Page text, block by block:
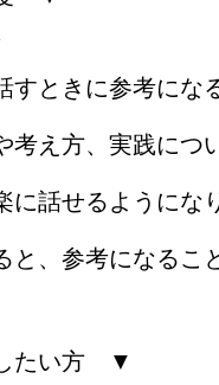
に参考になる
、実践につい
るようになり
考になること
たい方 ▼